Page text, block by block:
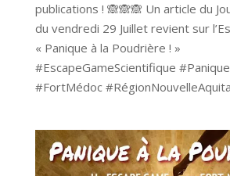
publications ! 🙈🙈🙈 Un article du
du vendredi 29 Juillet revient sur
« Panique à la Poudrière ! »
#EscapeGameScientifique
#FortMédoc